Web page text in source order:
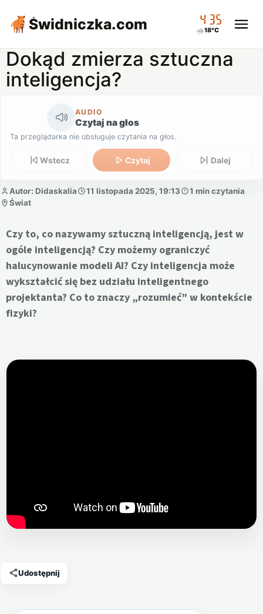
Świdniczka.com 04:35
18°C
Dokąd zmierza sztuczna
inteligencja?
AUDIO
Czytaj na głos
Ta przeglądarka nie obsługuje czytania na głos.
Wstecz Czytaj Dalej
Autor: Didaskalia 11 listopada 2025, 19:13
1 min czytania
Świat
Czy to, co nazywamy sztuczną inteligencją, jest w
ogóle inteligencją? Czy możemy ograniczyć
halucynowanie modeli AI? Czy inteligencja może
wykształcić się bez udziału inteligentnego
projektanta? Co to znaczy „rozumieć” w kontekście
fizyki?
Udostępnij